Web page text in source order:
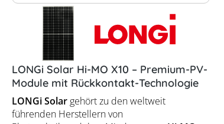
LONGi Solar Hi-MO X10 – Premium-PV-
Module mit Rückkontakt-Technologie
LONGi Solar gehört zu den weltweit
führenden Herstellern von